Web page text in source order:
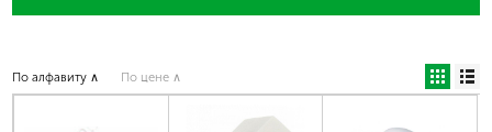
По алфавиту ∧ По цене ∧